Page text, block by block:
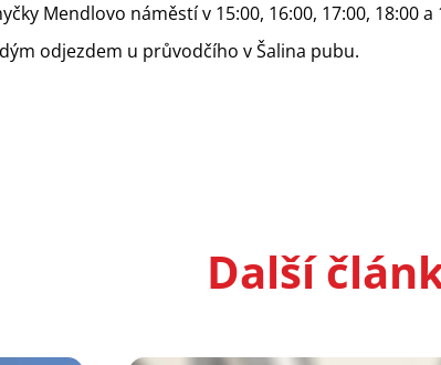
Mendlovo náměstí v 15:00, 16:00, 17:00, 18:00 a
odjezdem u průvodčího v Šalina pubu.
Další